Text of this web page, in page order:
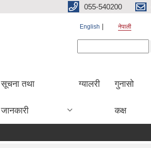
055-540200
English नेपाली
सूचना तथा
जानकारी
ग्यालरी गुनासो
कक्ष